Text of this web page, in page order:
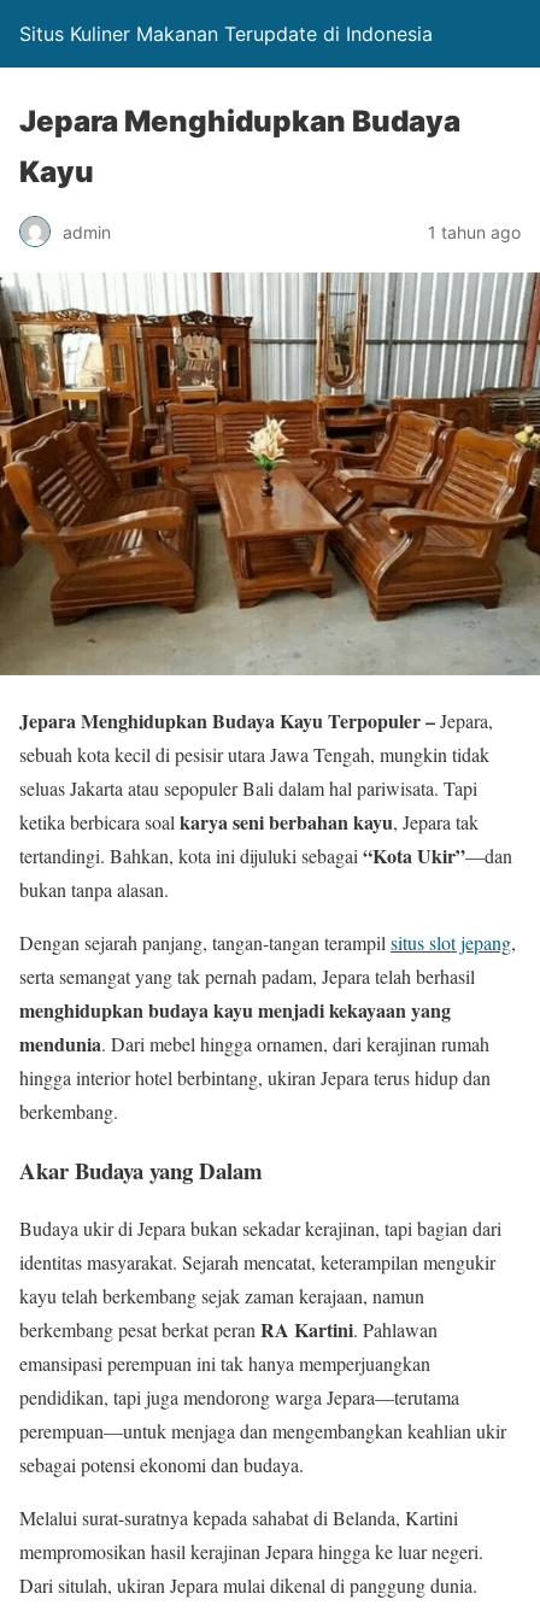
Situs Kuliner Makanan Terupdate di Indonesia
Jepara Menghidupkan Budaya
Kayu
admin 1 tahun ago
Jepara Menghidupkan Budaya Kayu Terpopuler –Jepara,
sebuah kota kecil di pesisir utara Jawa Tengah, mungkin tidak
seluas Jakarta atau sepopuler Bali dalam hal pariwisata. Tapi
ketika berbicara soal karya seni berbahan kayu, Jepara tak
tertandingi. Bahkan, kota ini dijuluki sebagai “Kota Ukir”—dan
bukan tanpa alasan.
Dengan sejarah panjang, tangan-tangan terampil situs slot jepang,
serta semangat yang tak pernah padam, Jepara telah berhasil
menghidupkan budaya kayu menjadi kekayaan yang
mendunia. Dari mebel hingga ornamen, dari kerajinan rumah
hingga interior hotel berbintang, ukiran Jepara terus hidup dan
berkembang.
Akar Budaya yang Dalam
Budaya ukir di Jepara bukan sekadar kerajinan, tapi bagian dari
identitas masyarakat. Sejarah mencatat, keterampilan mengukir
kayu telah berkembang sejak zaman kerajaan, namun
berkembang pesat berkat peranRA Kartini. Pahlawan
emansipasi perempuan ini tak hanya memperjuangkan
pendidikan, tapi juga mendorong warga Jepara—terutama
perempuan—untuk menjaga dan mengembangkan keahlian ukir
sebagai potensi ekonomi dan budaya.
Melalui surat-suratnya kepada sahabat di Belanda, Kartini
mempromosikan hasil kerajinan Jepara hingga ke luar negeri.
Dari situlah, ukiran Jepara mulai dikenal di panggung dunia.